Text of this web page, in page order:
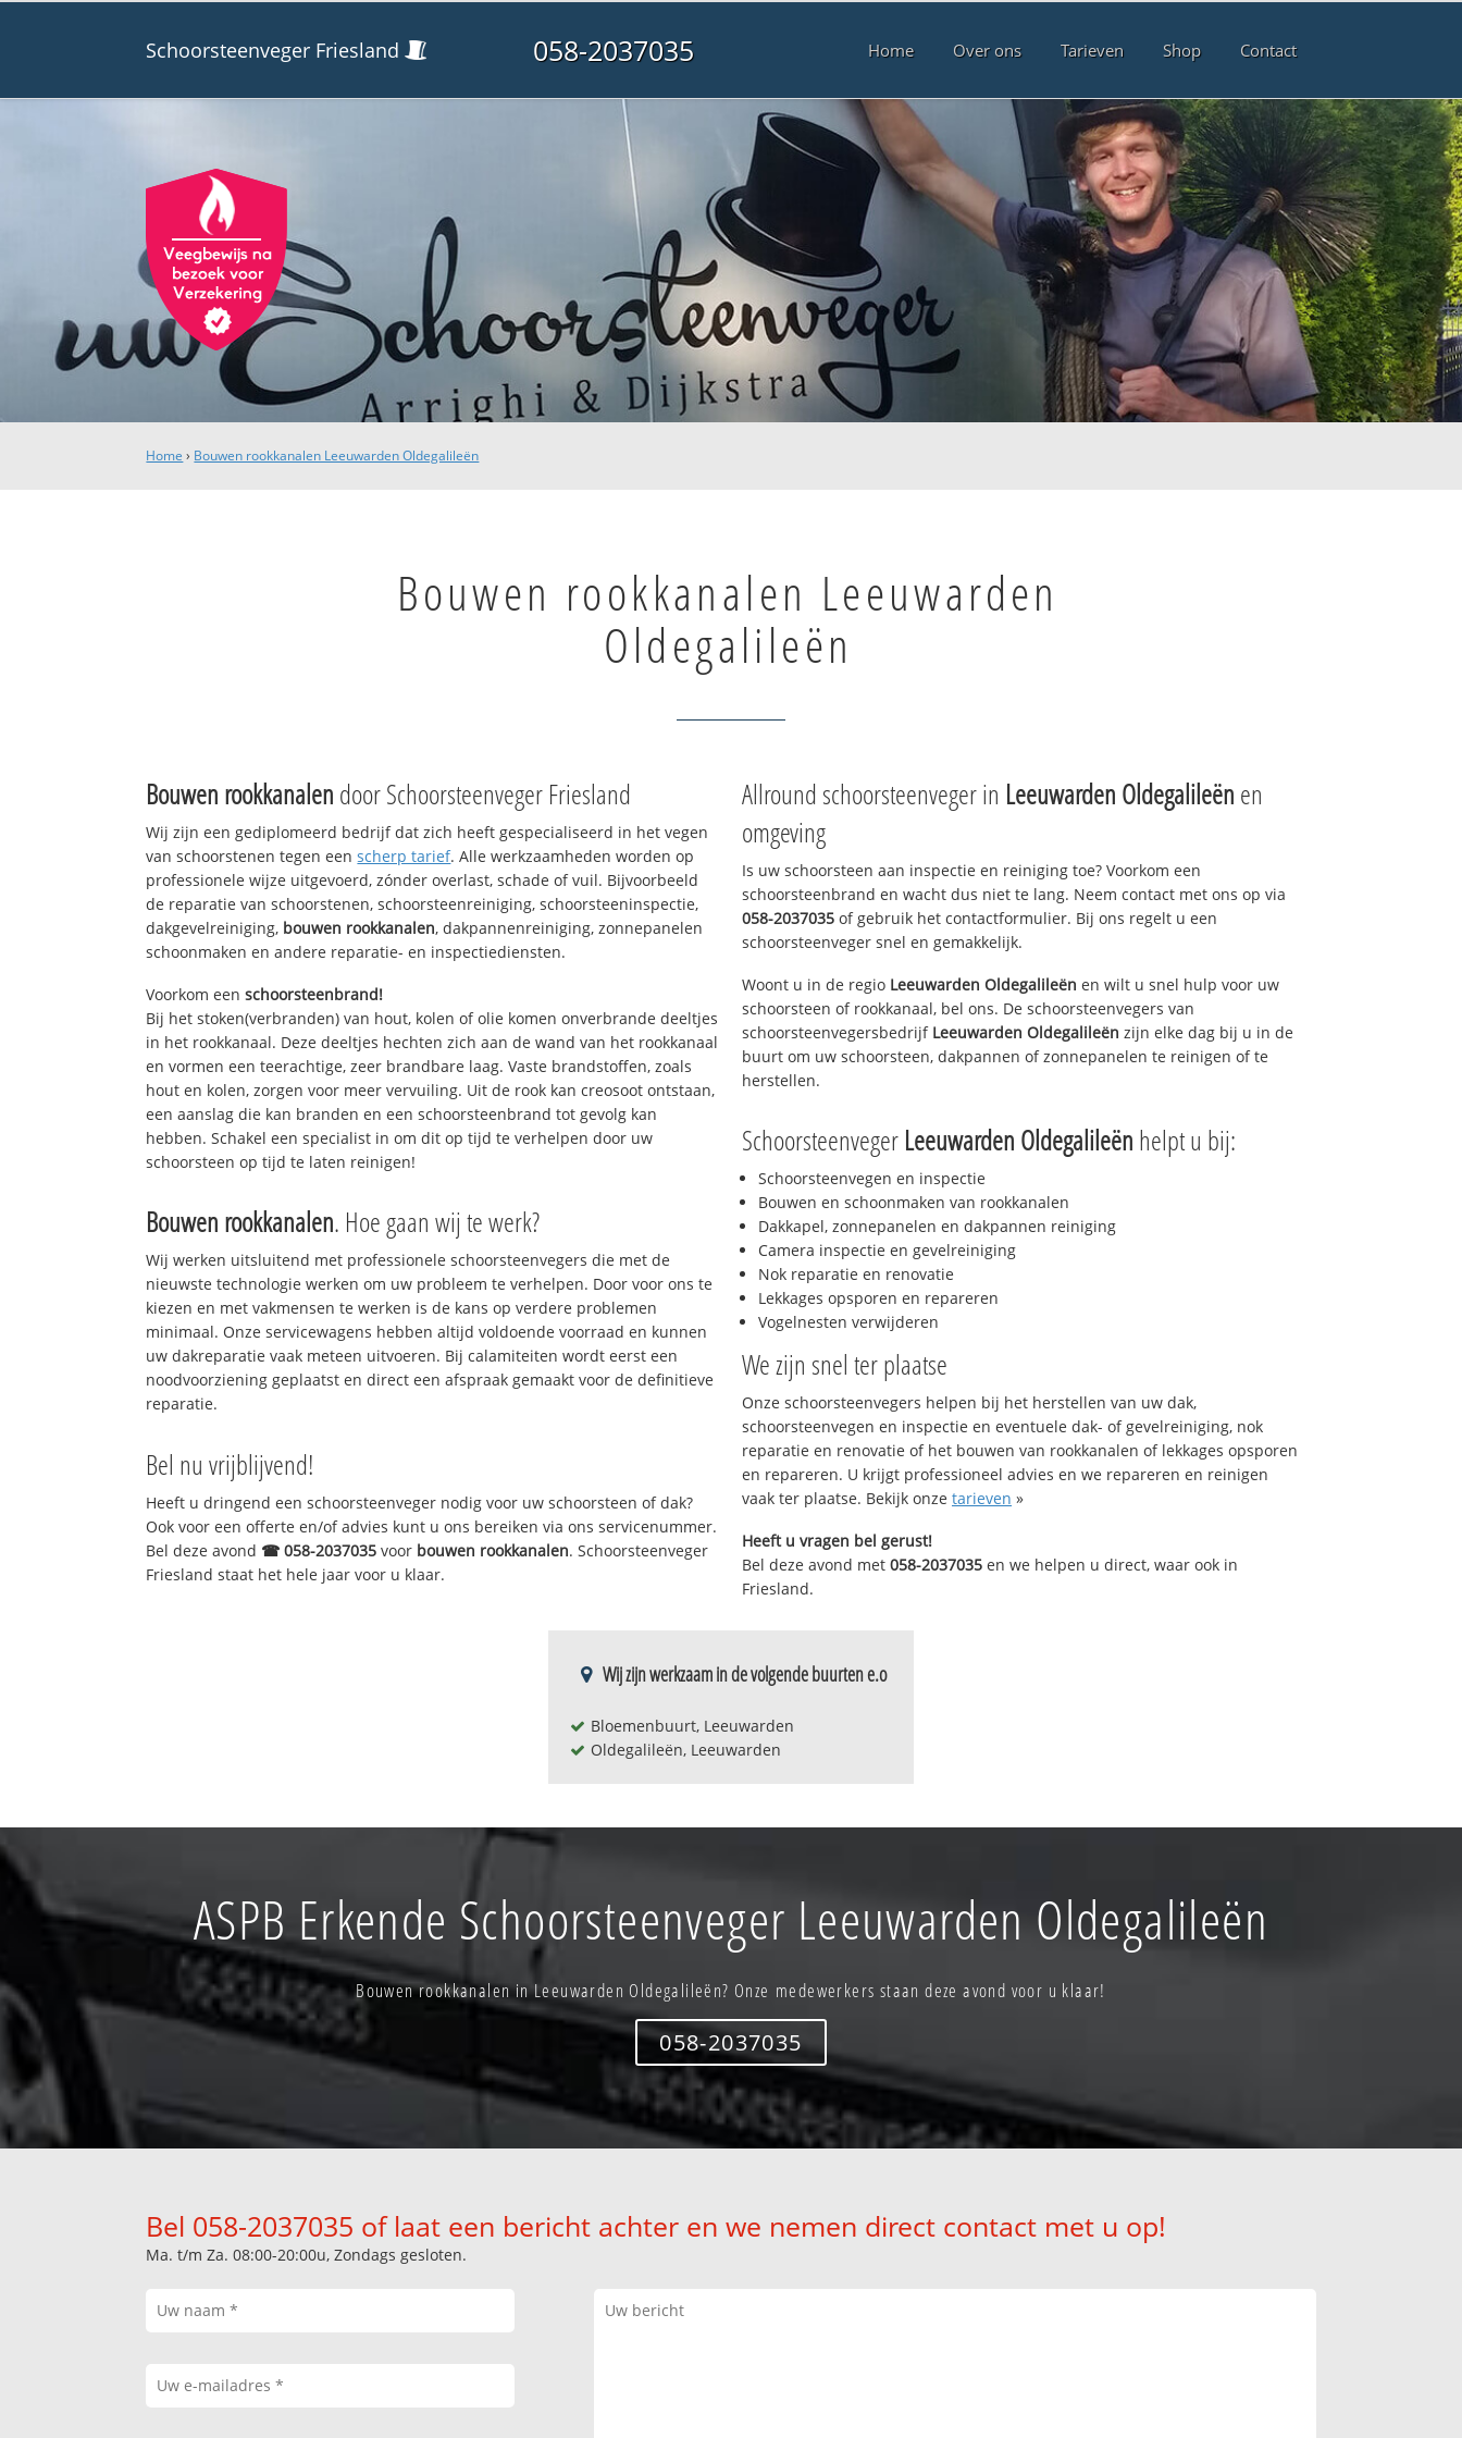
Schoorsteenveger Friesland 058-2037035 Home Over ons Tarieven Shop Contact
Home › Bouwen rookkanalen Leeuwarden Oldegalileën
Bouwen rookkanalen Leeuwarden
Oldegalileën
Bouwen rookkanalen door Schoorsteenveger Friesland
Wij zijn een gediplomeerd bedrijf dat zich heeft gespecialiseerd in het vegen
van schoorstenen tegen eenscherp tarief. Alle werkzaamheden worden op
professionele wijze uitgevoerd, zónder overlast, schade of vuil. Bijvoorbeeld
de reparatie van schoorstenen, schoorsteenreiniging, schoorsteeninspectie,
dakgevelreiniging, bouwen rookkanalen, dakpannenreiniging, zonnepanelen
schoonmaken en andere reparatie- en inspectiediensten.
Voorkom eenschoorsteenbrand!
Bij het stoken(verbranden) van hout, kolen of olie komen onverbrande deeltjes
in het rookkanaal. Deze deeltjes hechten zich aan de wand van het rookkanaal
en vormen een teerachtige, zeer brandbare laag. Vaste brandstoffen, zoals
hout en kolen, zorgen voor meer vervuiling. Uit de rook kan creosoot ontstaan,
een aanslag die kan branden en een schoorsteenbrand tot gevolg kan
hebben. Schakel een specialist in om dit op tijd te verhelpen door uw
schoorsteen op tijd te laten reinigen!
Bouwen rookkanalen. Hoe gaan wij te werk?
Wij werken uitsluitend met professionele schoorsteenvegers die met de
nieuwste technologie werken om uw probleem te verhelpen. Door voor ons te
kiezen en met vakmensen te werken is de kans op verdere problemen
minimaal. Onze servicewagens hebben altijd voldoende voorraad en kunnen
uw dakreparatie vaak meteen uitvoeren. Bij calamiteiten wordt eerst een
noodvoorziening geplaatst en direct een afspraak gemaakt voor de definitieve
reparatie.
Bel nu vrijblijvend!
Heeft u dringend een schoorsteenveger nodig voor uw schoorsteen of dak?
Ook voor een offerte en/of advies kunt u ons bereiken via ons servicenummer.
Bel deze avond ☎058-2037035 voor bouwen rookkanalen. Schoorsteenveger
Friesland staat het hele jaar voor u klaar.
Allround schoorsteenveger in Leeuwarden Oldegalileën en
omgeving
Is uw schoorsteen aan inspectie en reiniging toe? Voorkom een
schoorsteenbrand en wacht dus niet te lang. Neem contact met ons op via
058-2037035 of gebruik het contactformulier. Bij ons regelt u een
schoorsteenveger snel en gemakkelijk.
Woont u in de regio Leeuwarden Oldegalileën en wilt u snel hulp voor uw
schoorsteen of rookkanaal, bel ons. De schoorsteenvegers van
schoorsteenvegersbedrijf Leeuwarden Oldegalileën zijn elke dag bij u in de
buurt om uw schoorsteen, dakpannen of zonnepanelen te reinigen of te
herstellen.
Schoorsteenveger Leeuwarden Oldegalileën helpt u bij:
Schoorsteenvegen en inspectie
Bouwen en schoonmaken van rookkanalen
Dakkapel, zonnepanelen en dakpannen reiniging
Camera inspectie en gevelreiniging
Nok reparatie en renovatie
Lekkages opsporen en repareren
Vogelnesten verwijderen
We zijn snel ter plaatse
Onze schoorsteenvegers helpen bij het herstellen van uw dak,
schoorsteenvegen en inspectie en eventuele dak- of gevelreiniging, nok
reparatie en renovatie of het bouwen van rookkanalen of lekkages opsporen
en repareren. U krijgt professioneel advies en we repareren en reinigen
vaak ter plaatse. Bekijk onze tarieven »
Heeft u vragen bel gerust!
Bel deze avond met 058-2037035 en we helpen u direct, waar ook in
Friesland.
Wij zijn werkzaam in de volgende buurten e.o
Bloemenbuurt, Leeuwarden
Oldegalileën, Leeuwarden
ASPB Erkende Schoorsteenveger Leeuwarden Oldegalileën
Bouwen rookkanalen in Leeuwarden Oldegalileën? Onze medewerkers staan deze avond voor u klaar!
058-2037035
Bel 058-2037035 of laat een bericht achter en we nemen direct contact met u op!
Ma. t/m Za. 08:00-20:00u, Zondags gesloten.